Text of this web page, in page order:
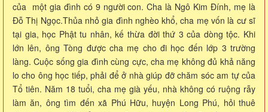
của một gia đình có 9 người con. Cha là Ngô Kim Đính, mẹ là
Đỗ Thị Ngọc.Thủa nhỏ gia đình nghèo khổ, cha mẹ vốn là cư sĩ
tại gia, học Phật tu nhân, kế thừa đời thứ 3 của dòng tộc. Khi
lớn lên, ông Tòng được cha mẹ cho đi học đến lớp 3 trường
làng. Cuộc sống gia đình cùng cực, cha mẹ không đủ khả năng
lo cho ông học tiếp, phải để ở nhà giúp đỡ chăm sóc am tự của
Tổ tiên. Năm 18 tuổi, cha mẹ già yếu, nhà không có ruộng rẫy
làm ăn, ông tìm đến xã Phú Hữu, huyện Long Phú, hỏi thuê